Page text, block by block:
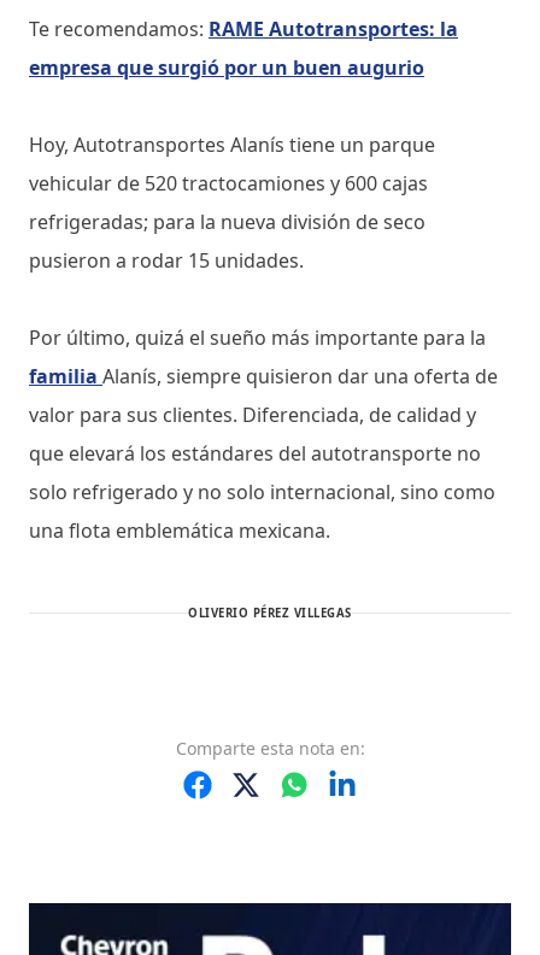
Te recomendamos: RAME Autotransportes: la
empresa que surgió por un buen augurio
Hoy, Autotransportes Alanís tiene un parque
vehicular de 520 tractocamiones y 600 cajas
refrigeradas; para la nueva división de seco
pusieron a rodar 15 unidades.
Por último, quizá el sueño más importante para la
familia Alanís, siempre quisieron dar una oferta de
valor para sus clientes. Diferenciada, de calidad y
que elevará los estándares del autotransporte no
solo refrigerado y no solo internacional, sino como
una flota emblemática mexicana.
OLIVERIO PÉREZ VILLEGAS
Comparte esta nota en: